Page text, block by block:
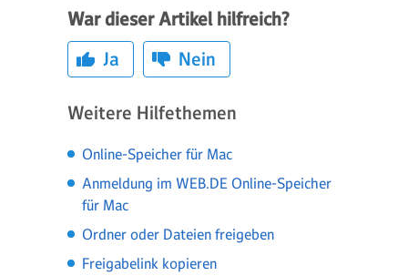
War dieser Artikel hilfreich?
Ja
Nein
Weitere Hilfethemen
Online-Speicher für Mac
Anmeldung im WEB.DE Online-Speicher
für Mac
Ordner oder Dateien freigeben
Freigabelink kopieren